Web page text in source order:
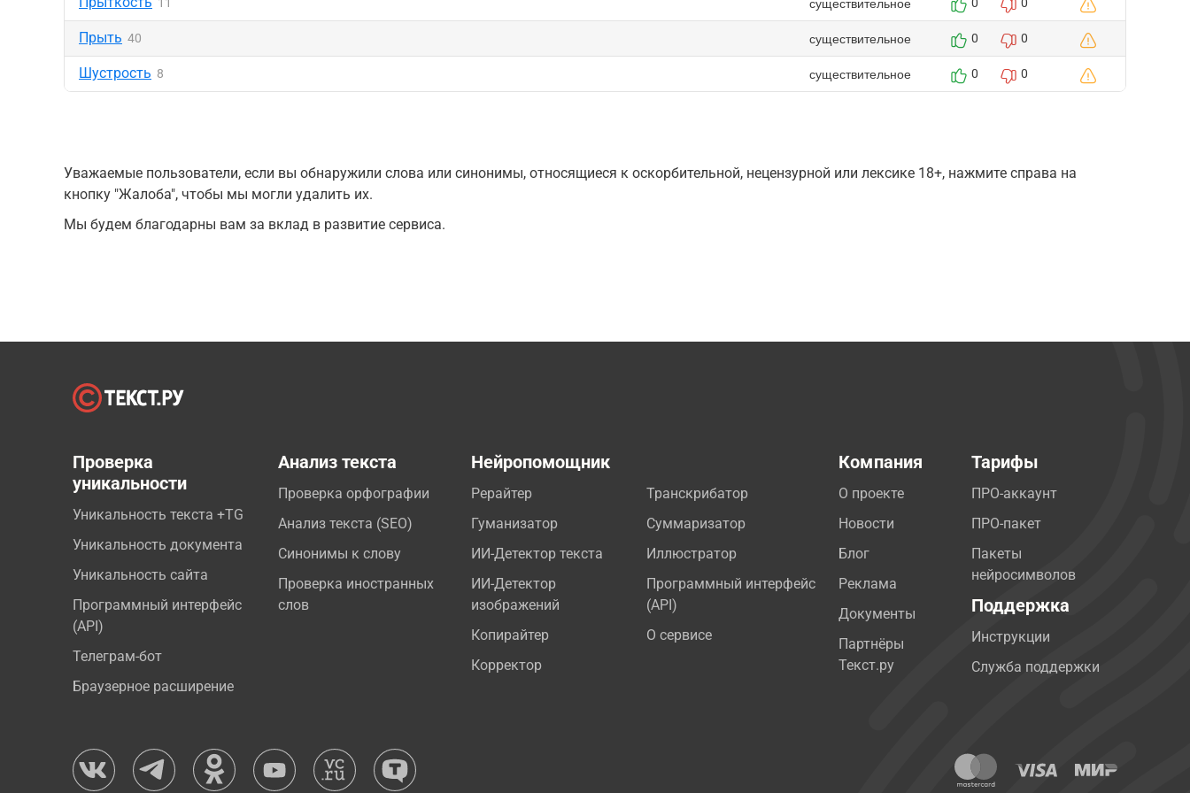
Прыть 40 существительное 0 0
Шустрость 8 существительное 0 0
Уважаемые пользователи, если вы обнаружили слова или синонимы, относящиеся к оскорбительной, нецензурной или лексике 18+, нажмите справа на
кнопку "Жалоба", чтобы мы могли удалить их.
Мы будем благодарны вам за вклад в развитие сервиса.
Проверка
уникальности
Уникальность текста +TG
Уникальность документа
Уникальность сайта
Программный интерфейс
(API)
Телеграм-бот
Браузерное расширение
Анализ текста
Проверка орфографии
Анализ текста (SEO)
Синонимы к слову
Проверка иностранных
слов
Нейропомощник
Рерайтер
Гуманизатор
ИИ-Детектор текста
ИИ-Детектор
изображений
Копирайтер
Корректор
Транскрибатор
Суммаризатор
Иллюстратор
Программный интерфейс
(API)
О сервисе
Компания
О проекте
Новости
Блог
Реклама
Документы
Партнёры
Текст.ру
Тарифы
ПРО-аккаунт
ПРО-пакет
Пакеты
нейросимволов
Поддержка
Инструкции
Служба поддержки